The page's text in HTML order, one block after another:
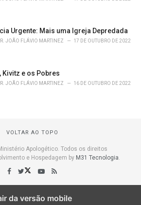
Urgente: Mais uma Igreja Depredada
JOÃO FLÁVIO MARTINEZ 17 DE OUTUBRO DE 2022
Kivitz e os Pobres
JOÃO FLÁVIO MARTINEZ 16 DE OUTUBRO DE 2022
VOLTAR AO TOPO
Apologético. Todos os direitos
e Hospedagem by M31 Tecnologia
da versão mobile